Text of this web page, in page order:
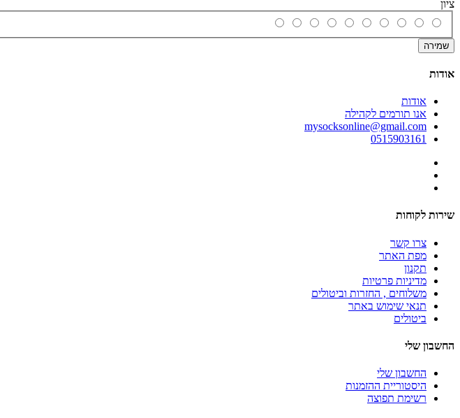
ציון
שמירה
אודות
אודות
אנו תורמים לקהילה
mysocksonline@gmail.com
0515903161
שירות לקוחות
צרו קשר
מפת האתר
תקנון
מדיניות פרטיות
משלוחים , החזרות וביטולים
תנאי שימוש באתר
ביטולים
החשבון שלי
החשבון שלי
היסטוריית ההזמנות
רשימת תפוצה